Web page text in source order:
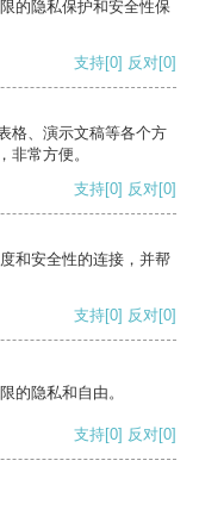
的隐私保护和安全性保
支持[0] 反对[0]
格、演示文稿等各个方
非常方便。
支持[0] 反对[0]
和安全性的连接，并帮
支持[0] 反对[0]
的隐私和自由。
支持[0] 反对[0]